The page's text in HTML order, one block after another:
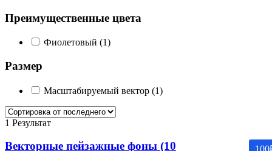
Преимущественные цвета
Фиолетовый (1)
Размер
Масштабируемый вектор (1)
1 Результат
100
Векторные пейзажные фоны (10